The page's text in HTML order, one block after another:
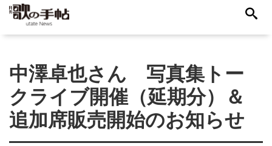
中澤卓也さん 写真集トー
クライブ開催（延期分）＆
追加席販売開始のお知らせ